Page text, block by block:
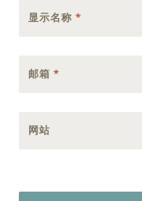
显示名称 *
邮箱 *
网站